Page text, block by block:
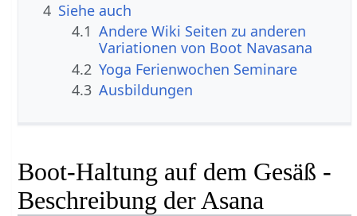
4 Siehe auch
4.1 Andere Wiki Seiten zu anderen
Variationen von Boot Navasana
4.2 Yoga Ferienwochen Seminare
4.3 Ausbildungen
Boot-Haltung auf dem Gesäß -
Beschreibung der Asana